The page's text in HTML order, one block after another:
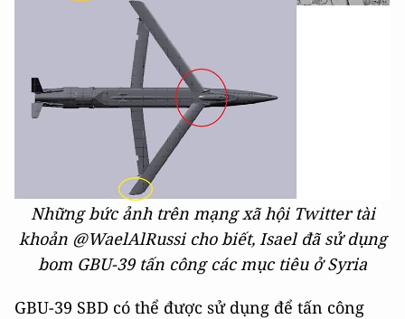
Những bức ảnh trên mạng xã hội Twitter tài
khoản @WaelAlRussi cho biết, Isael đã sử dụng
bom GBU-39 tấn công các mục tiêu ở Syria
GBU-39 SBD có thể được sử dụng để tấn công